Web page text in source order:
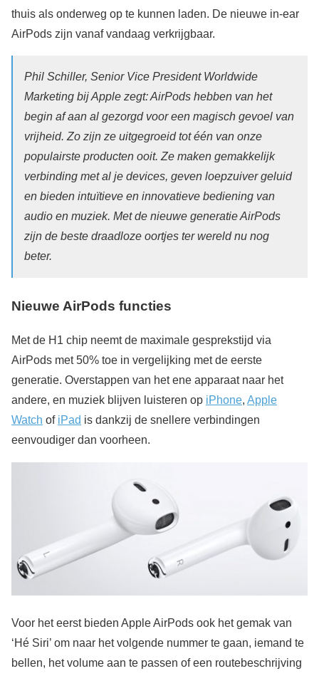
thuis als onderweg op te kunnen laden. De nieuwe in-ear
AirPods zijn vanaf vandaag verkrijgbaar.
Phil Schiller, Senior Vice President Worldwide
Marketing bij Apple zegt: AirPods hebben van het
begin af aan al gezorgd voor een magisch gevoel van
vrijheid. Zo zijn ze uitgegroeid tot één van onze
populairste producten ooit. Ze maken gemakkelijk
verbinding met al je devices, geven loepzuiver geluid
en bieden intuïtieve en innovatieve bediening van
audio en muziek. Met de nieuwe generatie AirPods
zijn de beste draadloze oortjes ter wereld nu nog
beter.
Nieuwe AirPods functies
Met de H1 chip neemt de maximale gesprekstijd via
AirPods met 50% toe in vergelijking met de eerste
generatie. Overstappen van het ene apparaat naar het
andere, en muziek blijven luisteren op iPhone, Apple
Watch of iPad is dankzij de snellere verbindingen
eenvoudiger dan voorheen.
Voor het eerst bieden Apple AirPods ook het gemak van
‘Hé Siri’ om naar het volgende nummer te gaan, iemand te
bellen, het volume aan te passen of een routebeschrijving